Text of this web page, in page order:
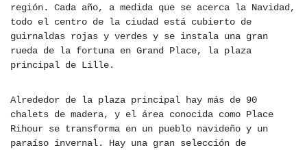
región. Cada año, a medida que se acerca la Navidad,
todo el centro de la ciudad está cubierto de
guirnaldas rojas y verdes y se instala una gran
rueda de la fortuna en Grand Place, la plaza
principal de Lille.
Alrededor de la plaza principal hay más de 90
chalets de madera, y el área conocida como Place
Rihour se transforma en un pueblo navideño y un
paraíso invernal. Hay una gran selección de